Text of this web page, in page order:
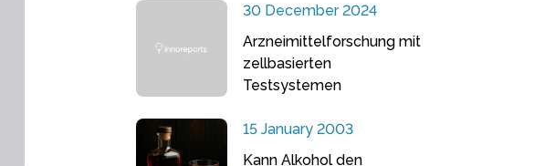
30 December 2024
Arzneimittelforschung mit
zellbasierten
Testsystemen
15 January 2003
Kann Alkohol den